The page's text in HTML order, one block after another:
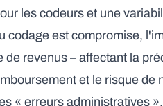
les codeurs et une
codage est compromise,
revenus – affectant la
et le risque de
« erreurs administratives